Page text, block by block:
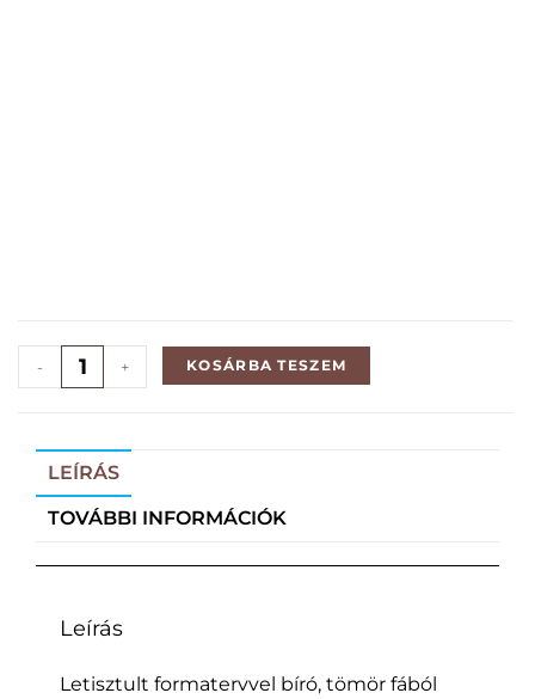
- + KOSÁRBA TESZEM
LEÍRÁS
TOVÁBBI INFORMÁCIÓK
Leírás
Letisztult formatervvel bíró, tömör fából